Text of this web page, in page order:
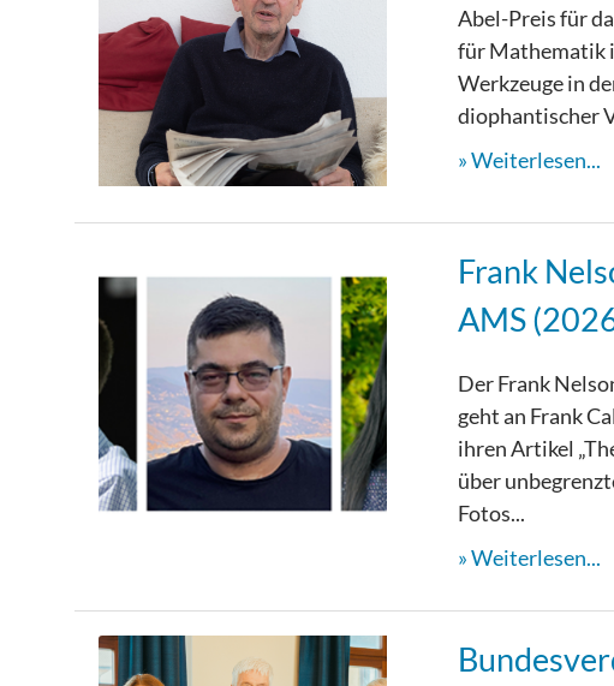
Abel-Preis für
für Mathematik
Werkzeuge in
diophantischer
Weiterlesen...
Frank
AMS
Der Frank
geht an Frank
ihren Artikel
über
Fotos...
Weiterlesen...